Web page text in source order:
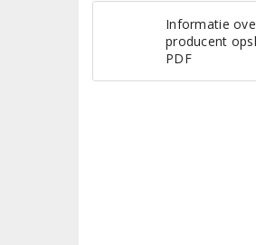
Informatie
producent
PDF